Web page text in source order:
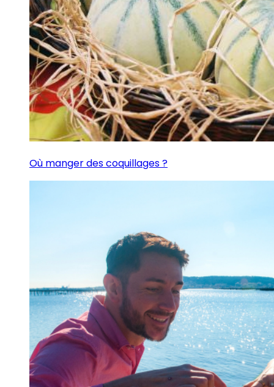
Où manger des coquillages ?